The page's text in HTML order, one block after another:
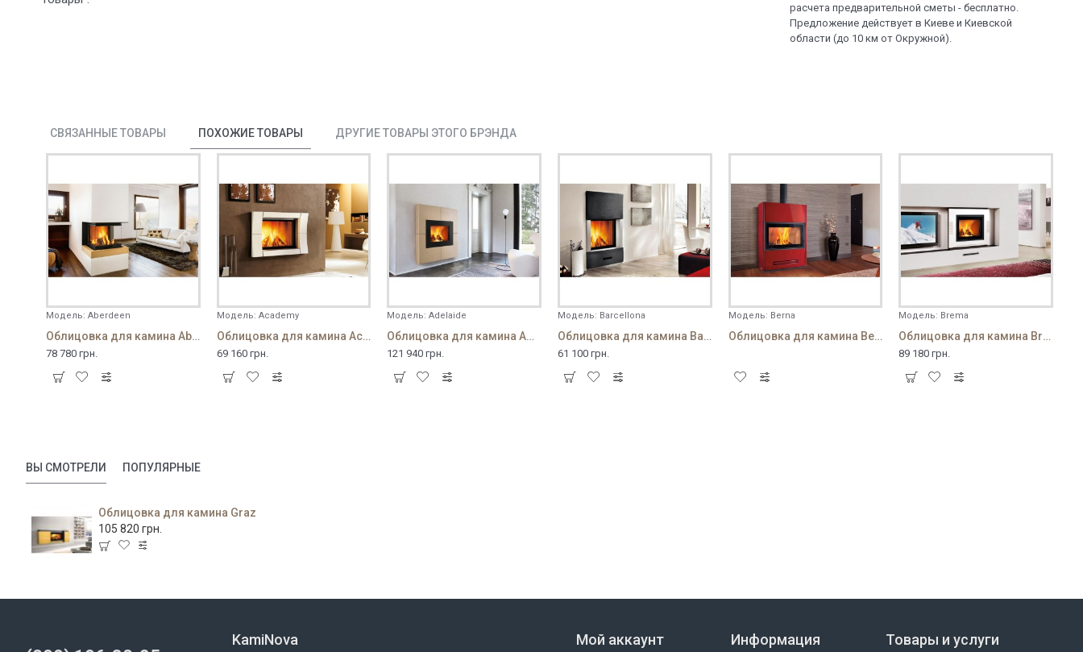
расчета предварительной сметы - бесплатно.
Предложение действует в Киеве и Киевской
области (до 10 км от Окружной).
СВЯЗАННЫЕ ТОВАРЫ ПОХОЖИЕ ТОВАРЫ ДРУГИЕ ТОВАРЫ ЭТОГО БРЭНДА
Модель: Aberdeen
Облицовка для камина Aberdeen
78 780 грн.
Модель: Academy
Облицовка для камина Academy
69 160 грн.
Модель: Adelaide
Облицовка для камина Adelaide
121 940 грн.
Модель: Barcellona
Облицовка для камина Barcellona
61 100 грн.
Модель: Berna
Облицовка для камина Berna
Модель: Brema
Облицовка для камина Brema
89 180 грн.
ВЫ СМОТРЕЛИ ПОПУЛЯРНЫЕ
Облицовка для камина Graz
105 820 грн.
KamiNova Мой аккаунт Информация Товары и услуги